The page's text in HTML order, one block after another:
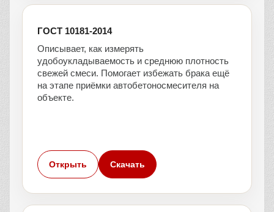
ГОСТ 10181-2014
Описывает, как измерять
удобоукладываемость и среднюю плотность
свежей смеси. Помогает избежать брака ещё
на этапе приёмки автобетоносмесителя на
объекте.
Открыть Скачать